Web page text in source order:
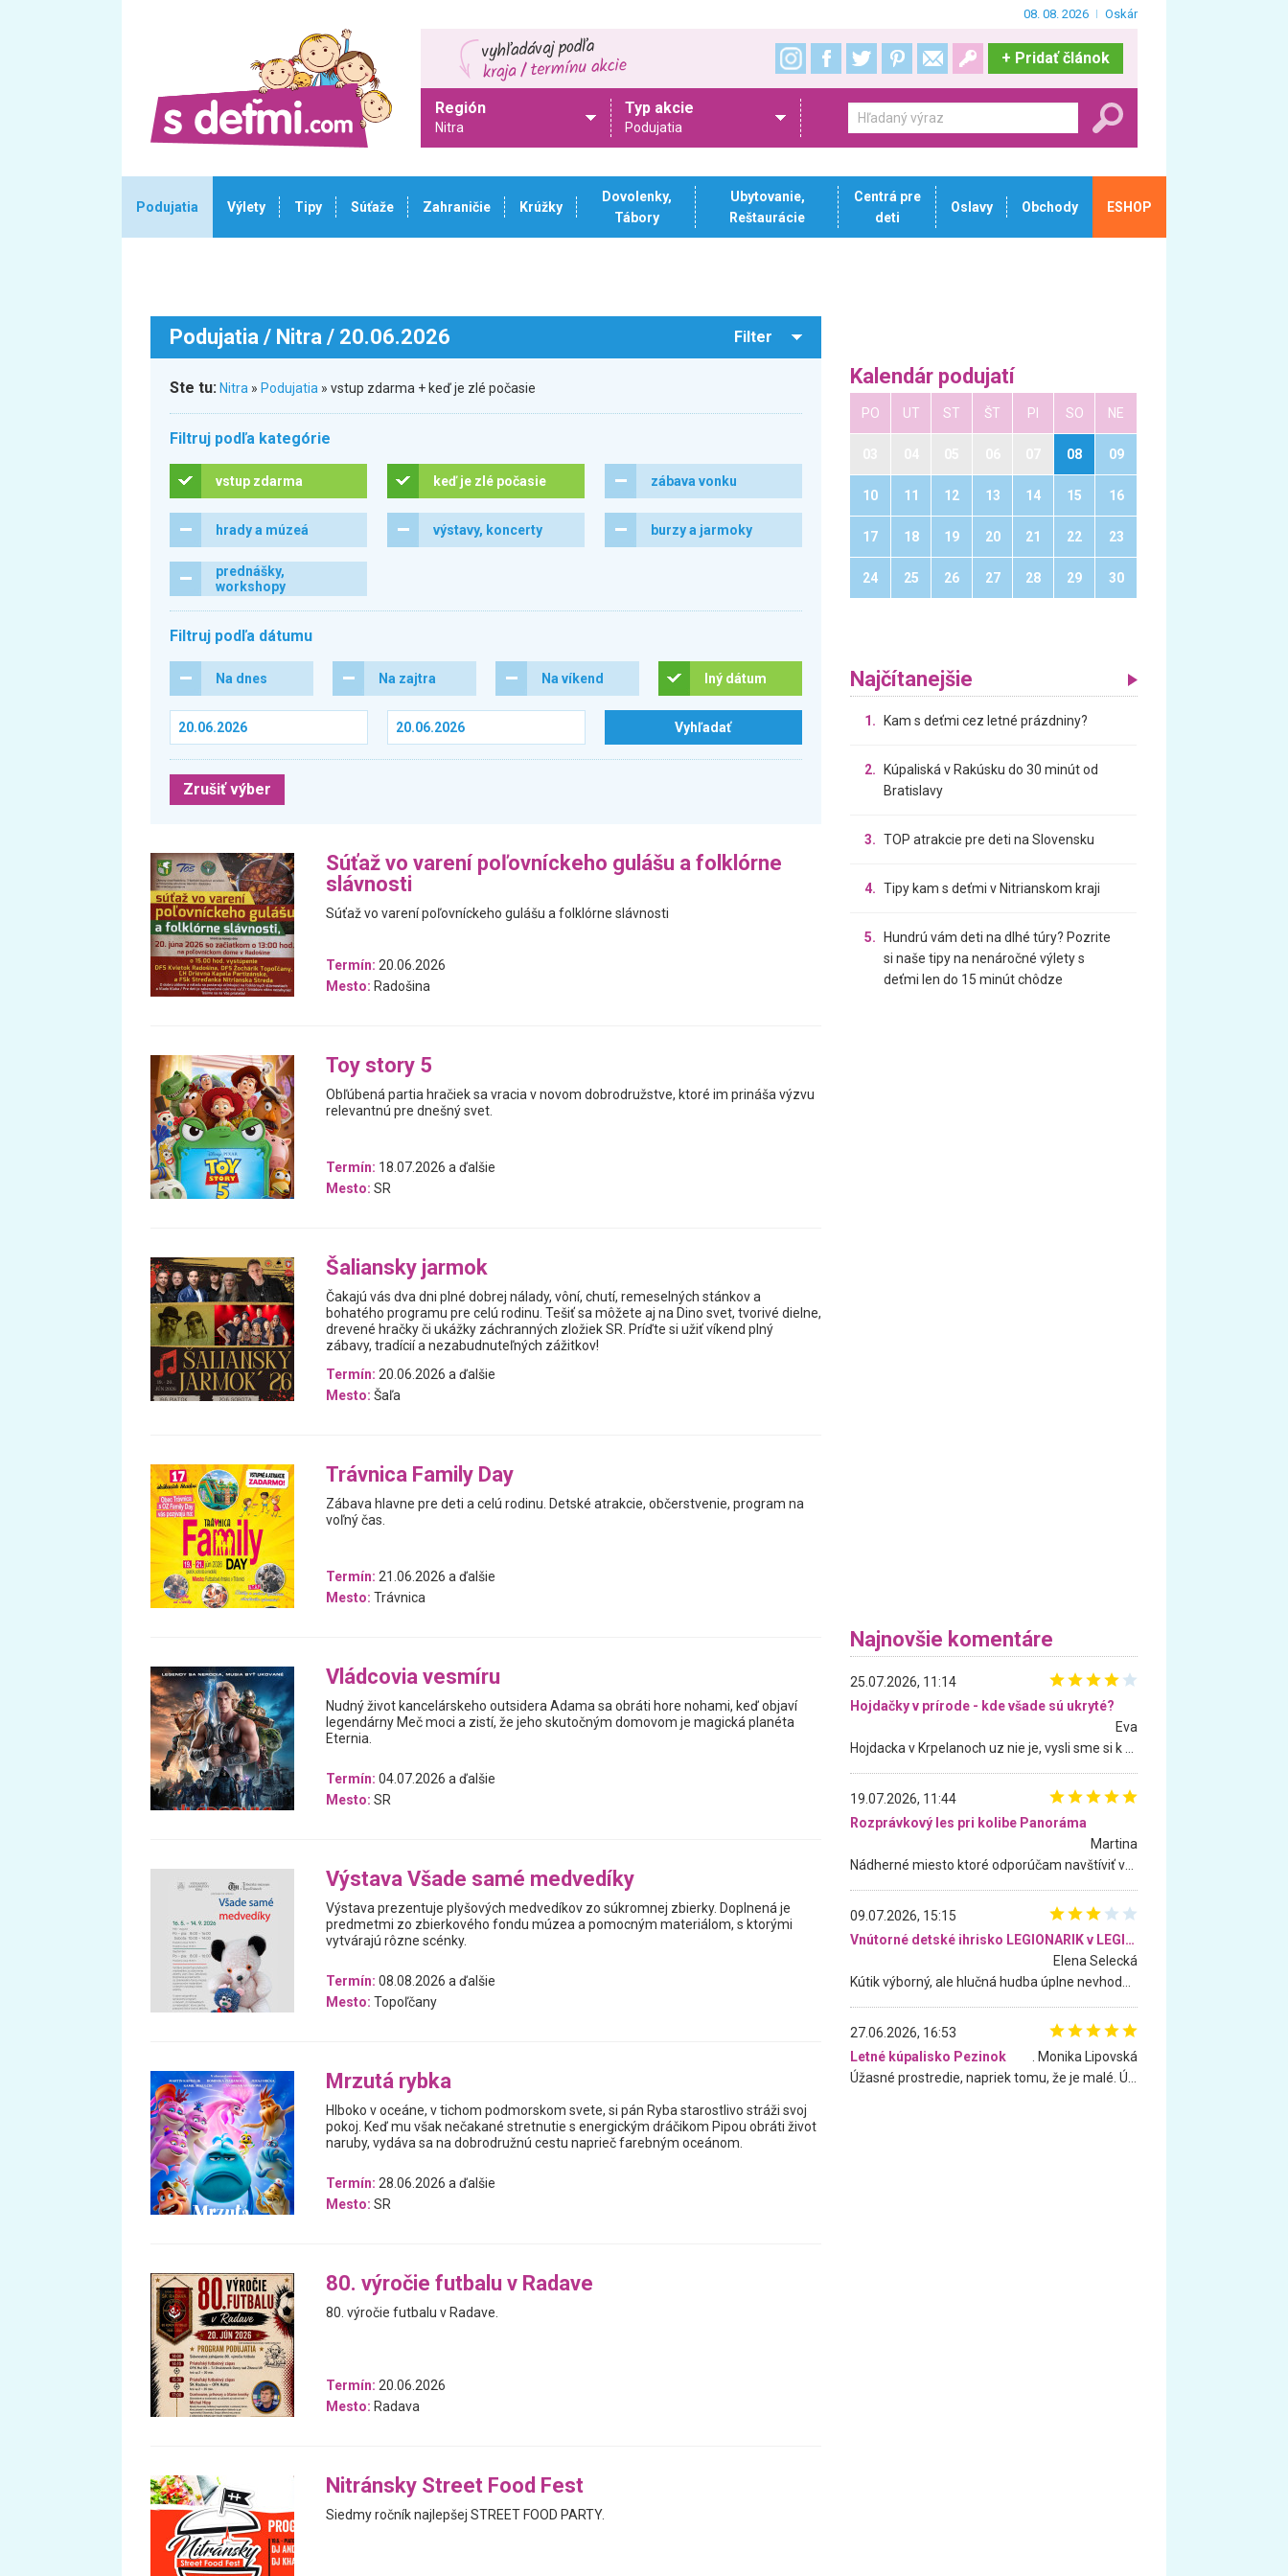
08. 08. 2026 Oskár
+ Pridať článok
Región
Nitra
Typ akcie
Podujatia
Podujatia Výlety Tipy Súťaže Zahraničie Krúžky
Dovolenky,
Tábory
Ubytovanie,
Reštaurácie
Centrá pre
deti
Oslavy Obchody ESHOP
Podujatia / Nitra / 20.06.2026 Filter
Ste tu: Nitra » Podujatia » vstup zdarma + keď je zlé počasie
Filtruj podľa kategórie
vstup zdarma keď je zlé počasie zábava vonku
hrady a múzeá výstavy, koncerty burzy a jarmoky
prednášky,
workshopy
Filtruj podľa dátumu
Na dnes Na zajtra Na víkend Iný dátum
Zrušiť výber
Súťaž vo varení poľovníckeho gulášu a folklórne
slávnosti
Súťaž vo varení poľovníckeho gulášu a folklórne slávnosti
Termín: 20.06.2026
Mesto: Radošina
Toy story 5
Obľúbená partia hračiek sa vracia v novom dobrodružstve, ktoré im prináša výzvu
relevantnú pre dnešný svet.
Termín: 18.07.2026 a ďalšie
Mesto: SR
Šaliansky jarmok
Čakajú vás dva dni plné dobrej nálady, vôní, chutí, remeselných stánkov a
bohatého programu pre celú rodinu. Tešiť sa môžete aj na Dino svet, tvorivé dielne,
drevené hračky či ukážky záchranných zložiek SR. Príďte si užiť víkend plný
zábavy, tradícií a nezabudnuteľných zážitkov!
Termín: 20.06.2026 a ďalšie
Mesto: Šaľa
Trávnica Family Day
Zábava hlavne pre deti a celú rodinu. Detské atrakcie, občerstvenie, program na
voľný čas.
Termín: 21.06.2026 a ďalšie
Mesto: Trávnica
Vládcovia vesmíru
Nudný život kancelárskeho outsidera Adama sa obráti hore nohami, keď objaví
legendárny Meč moci a zistí, že jeho skutočným domovom je magická planéta
Eternia.
Termín: 04.07.2026 a ďalšie
Mesto: SR
Výstava Všade samé medvedíky
Výstava prezentuje plyšových medvedíkov zo súkromnej zbierky. Doplnená je
predmetmi zo zbierkového fondu múzea a pomocným materiálom, s ktorými
vytvárajú rôzne scénky.
Termín: 08.08.2026 a ďalšie
Mesto: Topoľčany
Mrzutá rybka
Hlboko v oceáne, v tichom podmorskom svete, si pán Ryba starostlivo stráži svoj
pokoj. Keď mu však nečakané stretnutie s energickým dráčikom Pipou obráti život
naruby, vydáva sa na dobrodružnú cestu naprieč farebným oceánom.
Termín: 28.06.2026 a ďalšie
Mesto: SR
80. výročie futbalu v Radave
80. výročie futbalu v Radave.
Termín: 20.06.2026
Mesto: Radava
Nitránsky Street Food Fest
Siedmy ročník najlepšej STREET FOOD PARTY.
Kalendár podujatí
PO UT ST ŠT PI SO NE
08 09
10 11 12 13 14 15 16
17 18 19 20 21 22 23
24 25 26 27 28 29 30
Najčítanejšie
1. Kam s deťmi cez letné prázdniny?
2.
Kúpaliská v Rakúsku do 30 minút od
Bratislavy
3. TOP atrakcie pre deti na Slovensku
4. Tipy kam s deťmi v Nitrianskom kraji
5.
Hundrú vám deti na dlhé túry? Pozrite
si naše tipy na nenáročné výlety s
deťmi len do 15 minút chôdze
Najnovšie komentáre
25.07.2026, 11:14
Hojdačky v prírode - kde všade sú ukryté?
Eva
19.07.2026, 11:44
Rozprávkový les pri kolibe Panoráma
Martina
09.07.2026, 15:15
Vnútorné detské ihrisko LEGIONARIK v LEGIA Fitness
Elena Selecká
27.06.2026, 16:53
Letné kúpalisko Pezinok
. Monika Lipovská